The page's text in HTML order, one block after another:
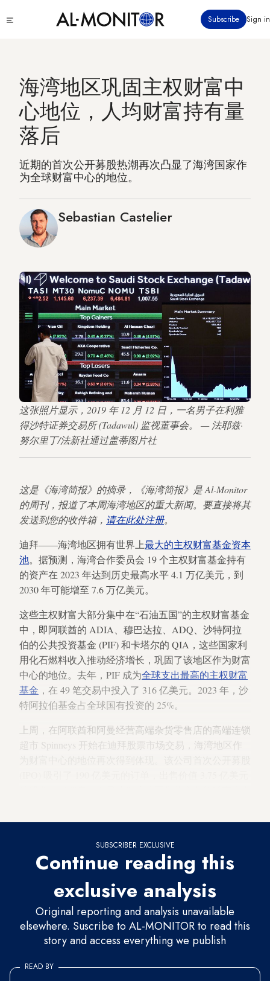
转
Subscribe Sign in
海湾地区巩固主权财富中
心地位，人均财富持有量
落后
近期的首次公开募股热潮再次凸显了海湾国家作
为全球财富中心的地位。
Sebastian Castelier
这张照片显示，2019 年 12 月 12 日，一名男子在利雅
得沙特证券交易所 (Tadawul) 监视董事会。 — 法耶兹·
努尔里丁/法新社通过盖蒂图片社
这是《海湾简报》的摘录，《海湾简报》是 Al-Monitor
的周刊，报道了本周海湾地区的重大新闻。要直接将其
发送到您的收件箱， 请在此处注册。
迪拜——海湾地区拥有世界上最大的主权财富基金资本
池。据预测，海湾合作委员会 19 个主权财富基金持有
的资产在 2023 年达到历史最高水平 4.1 万亿美元，到
2030 年可能增至 7.6 万亿美元。
这些主权财富大部分集中在“石油五国”的主权财富基金
中，即阿联酋的 ADIA、穆巴达拉、ADQ、沙特阿拉
伯的公共投资基金 (PIF) 和卡塔尔的 QIA，这些国家利
用化石燃料收入推动经济增长，巩固了该地区作为财富
中心的地位。去年，PIF 成为全球支出最高的主权财富
基金 ，在 49 笔交易中投入了 316 亿美元。2023 年，沙
特阿拉伯基金占全球国有投资的 25%。
上周，在阿联酋和阿曼经营高端杂货零售店的高端连锁
超市 Spinneys 开始在迪拜股票市场交易，海湾地区作
SUBSCRIBER EXCLUSIVE
Continue reading this
exclusive analysis
Original reporting and analysis unavailable
elsewhere. Suscribe to AL-MONITOR to read this
story and access everything we publish
READ BY